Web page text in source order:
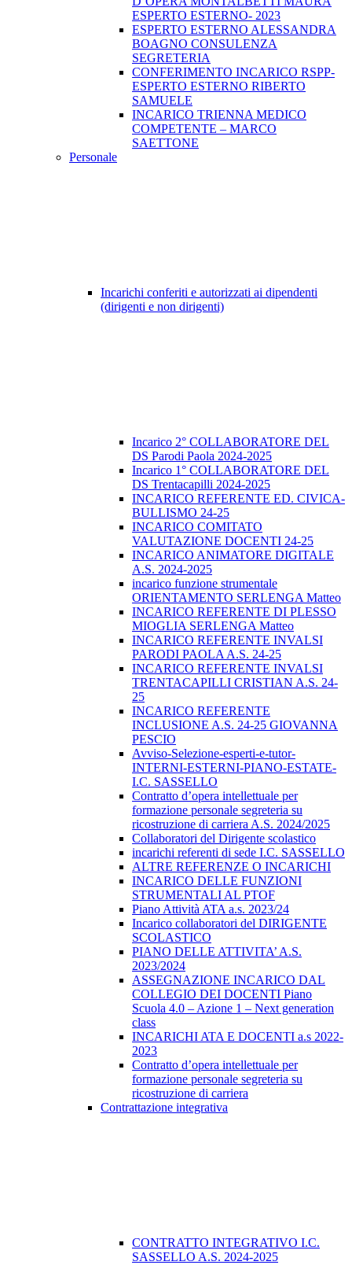
ESPERTO ESTERNO- 2023
ESPERTO ESTERNO ALESSANDRA
BOAGNO CONSULENZA
SEGRETERIA
CONFERIMENTO INCARICO RSPP-
ESPERTO ESTERNO RIBERTO
SAMUELE
INCARICO TRIENNA MEDICO
COMPETENTE – MARCO
SAETTONE
Personale
Incarichi conferiti e autorizzati ai dipendenti
(dirigenti e non dirigenti)
Incarico 2° COLLABORATORE DEL
DS Parodi Paola 2024-2025
Incarico 1° COLLABORATORE DEL
DS Trentacapilli 2024-2025
INCARICO REFERENTE ED. CIVICA-
BULLISMO 24-25
INCARICO COMITATO
VALUTAZIONE DOCENTI 24-25
INCARICO ANIMATORE DIGITALE
A.S. 2024-2025
incarico funzione strumentale
ORIENTAMENTO SERLENGA Matteo
INCARICO REFERENTE DI PLESSO
MIOGLIA SERLENGA Matteo
INCARICO REFERENTE INVALSI
PARODI PAOLA A.S. 24-25
INCARICO REFERENTE INVALSI
TRENTACAPILLI CRISTIAN A.S. 24-
25
INCARICO REFERENTE
INCLUSIONE A.S. 24-25 GIOVANNA
PESCIO
Avviso-Selezione-esperti-e-tutor-
INTERNI-ESTERNI-PIANO-ESTATE-
I.C. SASSELLO
Contratto d’opera intellettuale per
formazione personale segreteria su
ricostruzione di carriera A.S. 2024/2025
Collaboratori del Dirigente scolastico
incarichi referenti di sede I.C. SASSELLO
ALTRE REFERENZE O INCARICHI
INCARICO DELLE FUNZIONI
STRUMENTALI AL PTOF
Piano Attività ATA a.s. 2023/24
Incarico collaboratori del DIRIGENTE
SCOLASTICO
PIANO DELLE ATTIVITA’ A.S.
2023/2024
ASSEGNAZIONE INCARICO DAL
COLLEGIO DEI DOCENTI Piano
Scuola 4.0 – Azione 1 – Next generation
class
INCARICHI ATA E DOCENTI a.s 2022-
2023
Contratto d’opera intellettuale per
formazione personale segreteria su
ricostruzione di carriera
Contrattazione integrativa
CONTRATTO INTEGRATIVO I.C.
SASSELLO A.S. 2024-2025